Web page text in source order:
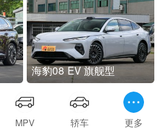
海豹08 EV 旗舰型
MPV 轿车 更多